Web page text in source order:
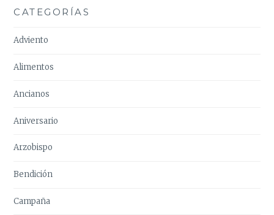
CATEGORÍAS
Adviento
Alimentos
Ancianos
Aniversario
Arzobispo
Bendición
Campaña